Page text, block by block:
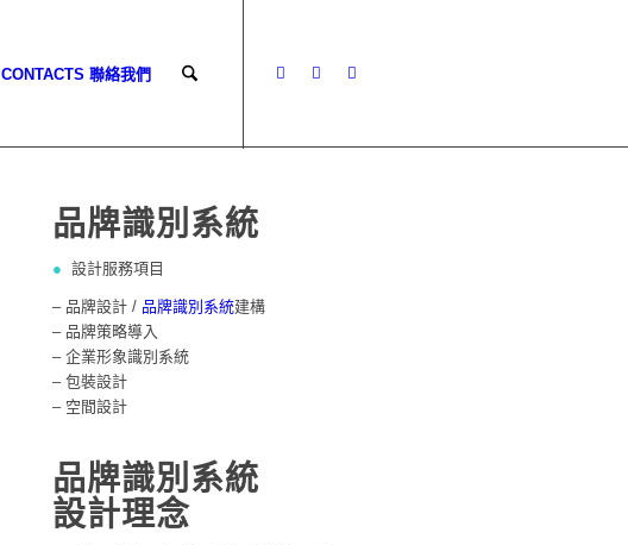
CONTACTS 聯絡我們
品牌識別系統
●設計服務項目
– 品牌設計 / 品牌識別系統建構
– 品牌策略導入
– 企業形象識別系統
– 包裝設計
– 空間設計
品牌識別系統
設計理念